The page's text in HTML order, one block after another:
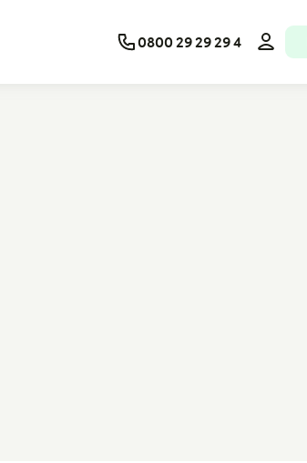
0800 29 29 29 4